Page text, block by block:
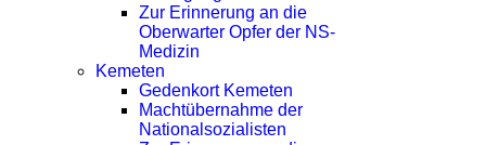
Zur Erinnerung an die
Oberwarter Opfer der NS-
Medizin
Kemeten
Gedenkort Kemeten
Machtübernahme der
Nationalsozialisten